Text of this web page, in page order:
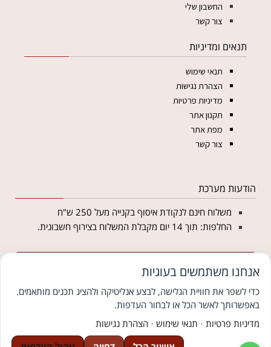
החשבון שלי
צור קשר
תנאים ומדיניות
תנאי שימוש
הצהרת נגישות
מדיניות פרטיות
תקנון אתר
מפת אתר
צור קשר
הודעות מערכת
משלוח חינם לנקודת איסוף בקנייה מעל 250 ש"ח
החלפות: תוך 14 יום מקבלת המשלוח בצירוף חשבונית.
לקנייה באתר
© כל הזכויות שמורות למטליקה פתרונות יחודיים ללבוש צנוע
We
אתר בקליק בניית אתרים
אנחנו משתמשים בעוגיות
כדי לשפר את חוויית הגלישה, לבצע אנליטיקה ולהציג תכנים מותאמים.
באפשרותך לאשר הכל או לבחור העדפות.
מדיניות פרטיות · תנאי שימוש · הצהרת נגישות